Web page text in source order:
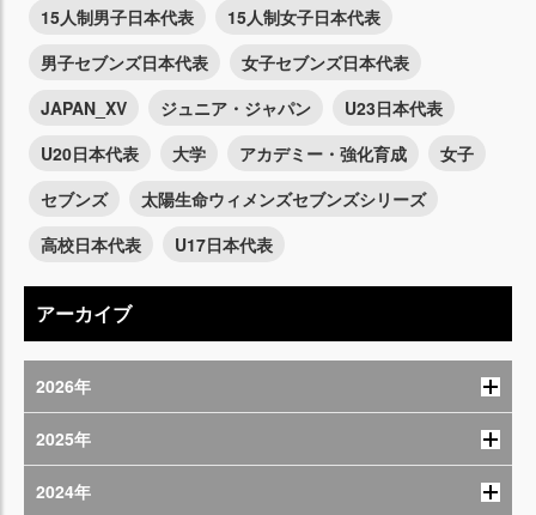
15人制男子日本代表
15人制女子日本代表
男子セブンズ日本代表
女子セブンズ日本代表
JAPAN_XV
ジュニア・ジャパン
U23日本代表
U20日本代表
大学 アカデミー・強化育成
女子
セブンズ
太陽生命ウィメンズセブンズシリーズ
高校日本代表
U17日本代表
アーカイブ
2026年
2025年
2024年